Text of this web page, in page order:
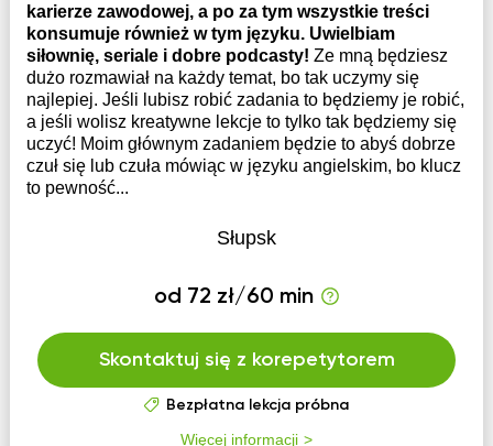
karierze zawodowej, a po za tym wszystkie treści
konsumuje również w tym języku. Uwielbiam
siłownię, seriale i dobre podcasty! Ze mną będziesz
dużo rozmawiał na każdy temat, bo tak uczymy się
najlepiej. Jeśli lubisz robić zadania to będziemy je robić,
a jeśli wolisz kreatywne lekcje to tylko tak będziemy się
uczyć! Moim głównym zadaniem będzie to abyś dobrze
czuł się lub czuła mówiąc w języku angielskim, bo klucz
to pewność...
Słupsk
od 72 zł/60 min
Skontaktuj się z korepetytorem
Bezpłatna lekcja próbna
Więcej informacji